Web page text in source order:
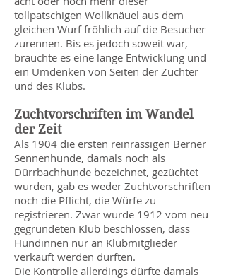
tollpatschigen Wollknäuel aus dem
gleichen Wurf fröhlich auf die Besucher
zurennen. Bis es jedoch soweit war,
brauchte es eine lange Entwicklung und
ein Umdenken von Seiten der Züchter
und des Klubs.
Zuchtvorschriften im Wandel
der Zeit
Als 1904 die ersten reinrassigen Berner
Sennenhunde, damals noch als
Dürrbachhunde bezeichnet, gezüchtet
wurden, gab es weder Zuchtvorschriften
noch die Pflicht, die Würfe zu
registrieren. Zwar wurde 1912 vom neu
gegründeten Klub beschlossen, dass
Hündinnen nur an Klubmitglieder
verkauft werden durften.
Die Kontrolle allerdings dürfte damals